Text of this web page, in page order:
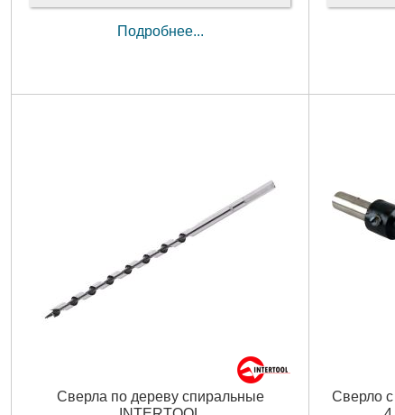
Подробнее...
Сверла по дереву спиральные
Сверло